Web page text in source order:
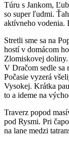
Túru s Jankom,
so super ľudmi.
aktívneho vodenia.
Stretli sme sa na
hostí v domácom
Zlomiskovej doliny.
V Dračom sedle sa
Počasie vyzerá
Vysokej. Krátka
to a ideme na
Traverz popod
pod Rysmi. Pri
na lane medzi